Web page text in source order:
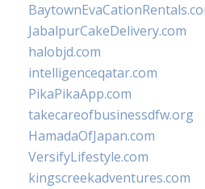
JabalpurCakeDelivery.com
halobjd.com
intelligenceqatar.com
PikaPikaApp.com
takecareofbusinessdfw.org
HamadaOfJapan.com
VersifyLifestyle.com
kingscreekadventures.com